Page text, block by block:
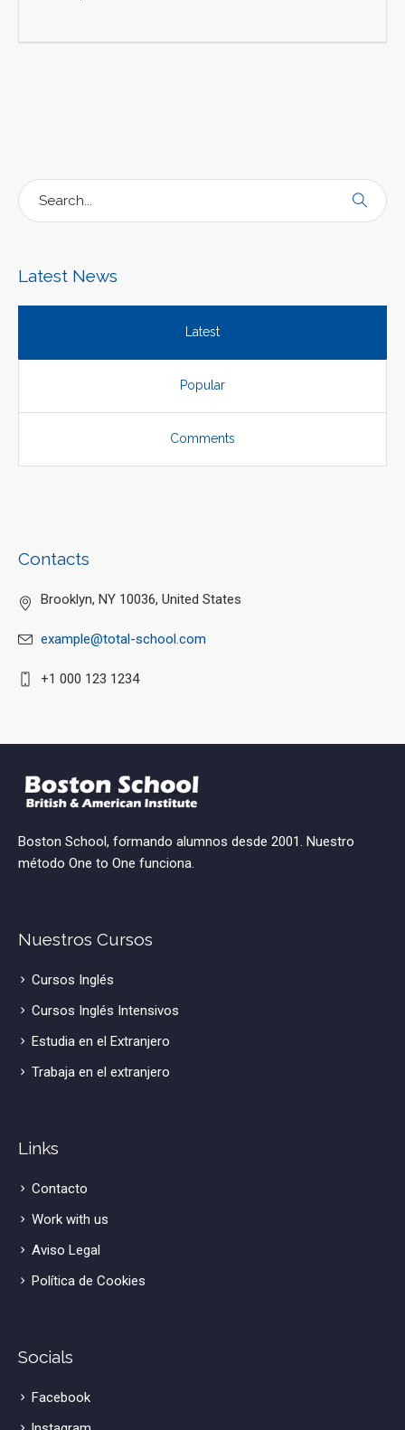
Latest News
Latest
Popular
Comments
Contacts
Brooklyn, NY 10036, United States
example@total-school.com
+1 000 123 1234
Boston School, formando alumnos desde 2001. Nuestro
método One to One funciona.
Nuestros Cursos
Cursos Inglés
Cursos Inglés Intensivos
Estudia en el Extranjero
Trabaja en el extranjero
Links
Contacto
Work with us
Aviso Legal
Política de Cookies
Socials
Facebook